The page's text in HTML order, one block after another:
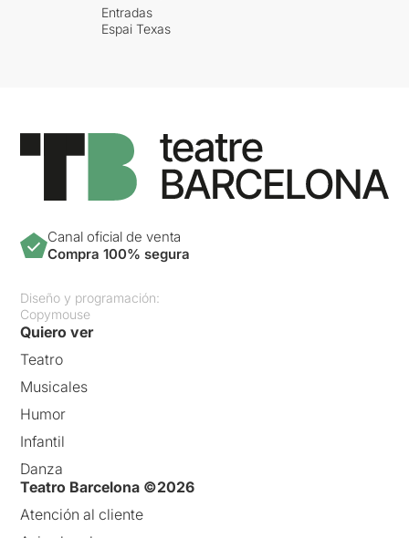
Entradas
Espai Texas
Canal oficial de venta
Compra 100% segura
Diseño y programación:
Copymouse
Quiero ver
Teatro
Musicales
Humor
Infantil
Danza
Teatro Barcelona ©2026
Atención al cliente